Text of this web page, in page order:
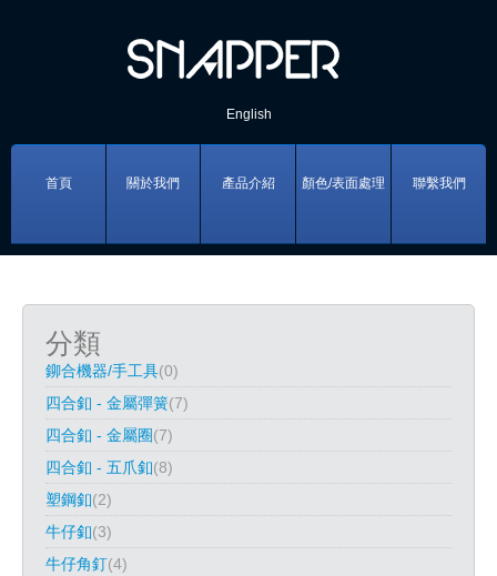
English
首頁 關於我們 產品介紹 顏色/表面處理 聯繫我們
分類
鉚合機器/手工具(0)
四合釦 - 金屬彈簧(7)
四合釦 - 金屬圈(7)
四合釦 - 五爪釦(8)
塑鋼釦(2)
牛仔釦(3)
牛仔角釘(4)